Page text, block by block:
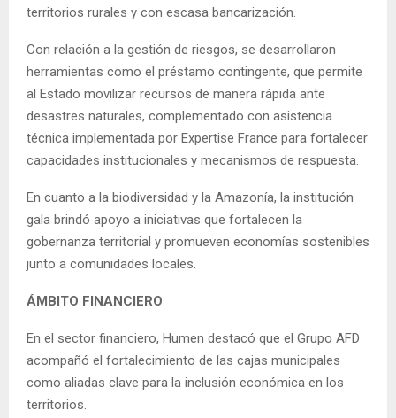
territorios rurales y con escasa bancarización.
Con relación a la gestión de riesgos, se desarrollaron
herramientas como el préstamo contingente, que permite
al Estado movilizar recursos de manera rápida ante
desastres naturales, complementado con asistencia
técnica implementada por Expertise France para fortalecer
capacidades institucionales y mecanismos de respuesta.
En cuanto a la biodiversidad y la Amazonía, la institución
gala brindó apoyo a iniciativas que fortalecen la
gobernanza territorial y promueven economías sostenibles
junto a comunidades locales.
ÁMBITO FINANCIERO
En el sector financiero, Humen destacó que el Grupo AFD
acompañó el fortalecimiento de las cajas municipales
como aliadas clave para la inclusión económica en los
territorios.